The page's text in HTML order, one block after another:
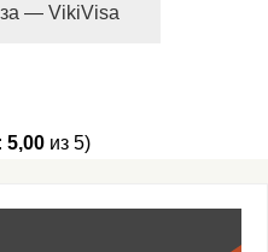
— VikiVisa
5,00 из 5)